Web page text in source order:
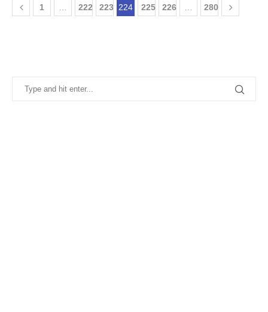
1 … 222 223 224 225 226 … 280